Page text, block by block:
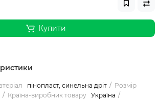
Купити
пінопласт, синельна дріт
Розмір
Країна-виробник товару Україна